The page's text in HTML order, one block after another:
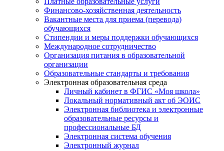
Финансово-хозяйственная деятельность
Вакантные места для приема (перевода)
обучающихся
Стипендии и меры поддержки обучающихся
Международное сотрудничество
Организация питания в образовательной
организации
Образовательные стандарты и требования
Электронная образовательная среда
Личный кабинет в ФГИС «Моя школа»
Локальный нормативный акт об ЭОИС
Электронная библиотека и электронные
образовательные ресурсы и
профессиональные БД
Электронная система обучения
Электронный журнал